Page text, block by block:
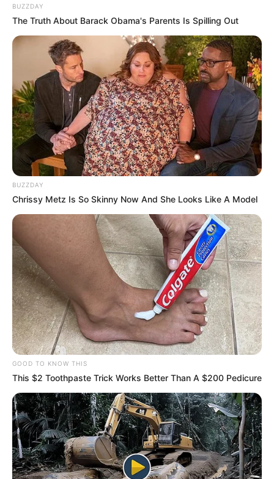
BUZZDAY
The Truth About Barack Obama's Parents Is Spilling Out
BUZZDAY
Chrissy Metz Is So Skinny Now And She Looks Like A Model
GOOD TO KNOW THIS
This $2 Toothpaste Trick Works Better Than A $200 Pedicure